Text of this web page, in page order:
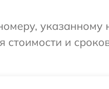
указанному
и